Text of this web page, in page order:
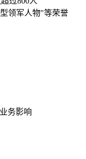
领军人物"等荣誉
务影响